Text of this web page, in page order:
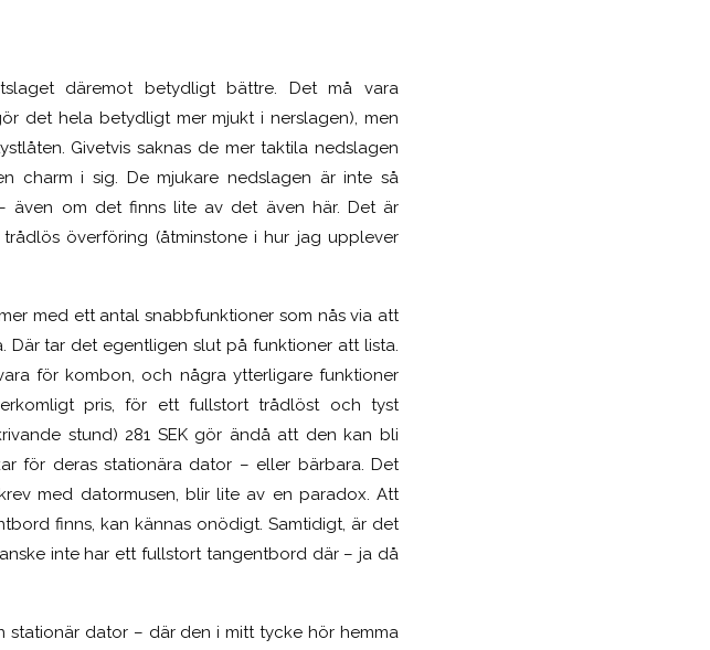
däremot betydligt bättre. Det må vara
det hela betydligt mer mjukt i nerslagen), men
Givetvis saknas de mer taktila nedslagen
charm i sig. De mjukare nedslagen är inte så
även om det finns lite av det även här. Det är
överföring (åtminstone i hur jag upplever
med ett antal snabbfunktioner som nås via att
tar det egentligen slut på funktioner att lista.
för kombon, och några ytterligare funktioner
pris, för ett fullstort trådlöst och tyst
stund) 281 SEK gör ändå att den kan bli
för deras stationära dator – eller bärbara. Det
med datormusen, blir lite av en paradox. Att
finns, kan kännas onödigt. Samtidigt, är det
inte har ett fullstort tangentbord där – ja då
dator – där den i mitt tycke hör hemma